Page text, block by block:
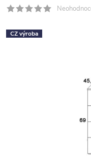
CZ výroba